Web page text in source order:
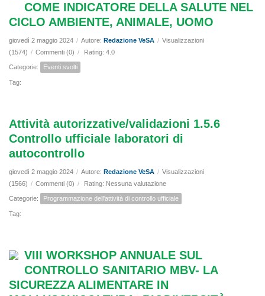
COME INDICATORE DELLA SALUTE NEL
CICLO AMBIENTE, ANIMALE, UOMO
giovedì 2 maggio 2024 / Autore: Redazione VeSA / Visualizzazioni
(1574) / Commenti (0) / Rating: 4.0
Categorie: Eventi svolti
Tag:
Attività autorizzative/validazioni 1.5.6
Controllo ufficiale laboratori di
autocontrollo
giovedì 2 maggio 2024 / Autore: Redazione VeSA / Visualizzazioni
(1566) / Commenti (0) / Rating: Nessuna valutazione
Categorie: Programmazione dell'attività di controllo ufficiale
Tag:
VIII WORKSHOP ANNUALE SUL
CONTROLLO SANITARIO MBV- LA
SICUREZZA ALIMENTARE IN